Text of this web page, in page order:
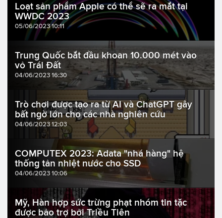
Loạt sản phẩm Apple có thể sẽ ra mắt tại
WWDC 2023
05/06/2023 10:11
Trung Quốc bắt đầu khoan 10.000 mét vào
vỏ Trái Đất
04/06/2023 16:30
Trò chơi được tạo ra từ AI và ChatGPT gây
bất ngờ lớn cho các nhà nghiên cứu
04/06/2023 12:03
COMPUTEX 2023: Adata "nhá hàng" hệ
thống tản nhiệt nước cho SSD
04/06/2023 10:06
Mỹ, Hàn hợp sức trừng phạt nhóm tin tặc
được bảo trợ bởi Triều Tiên